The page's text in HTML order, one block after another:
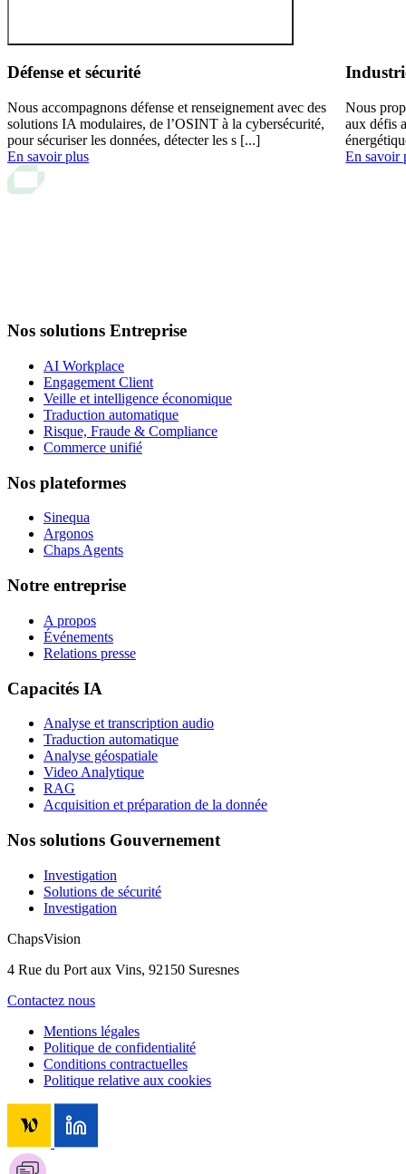
Défense et sécurité
Nous accompagnons défense et renseignement avec des
solutions IA modulaires, de l’OSINT à la cybersécurité,
pour sécuriser les données, détecter les s [...]
En savoir plus
Nous
aux défis
En savoir
Nos solutions Entreprise
AI Workplace
Engagement Client
Veille et intelligence économique
Traduction automatique
Risque, Fraude & Compliance
Commerce unifié
Nos plateformes
Sinequa
Argonos
Chaps Agents
Notre entreprise
A propos
Événements
Relations presse
Capacités IA
Analyse et transcription audio
Traduction automatique
Analyse géospatiale
Video Analytique
RAG
Acquisition et préparation de la donnée
Nos solutions Gouvernement
Investigation
Solutions de sécurité
Investigation
ChapsVision
4 Rue du Port aux Vins, 92150 Suresnes
Contactez nous
Mentions légales
Politique de confidentialité
Conditions contractuelles
Politique relative aux cookies